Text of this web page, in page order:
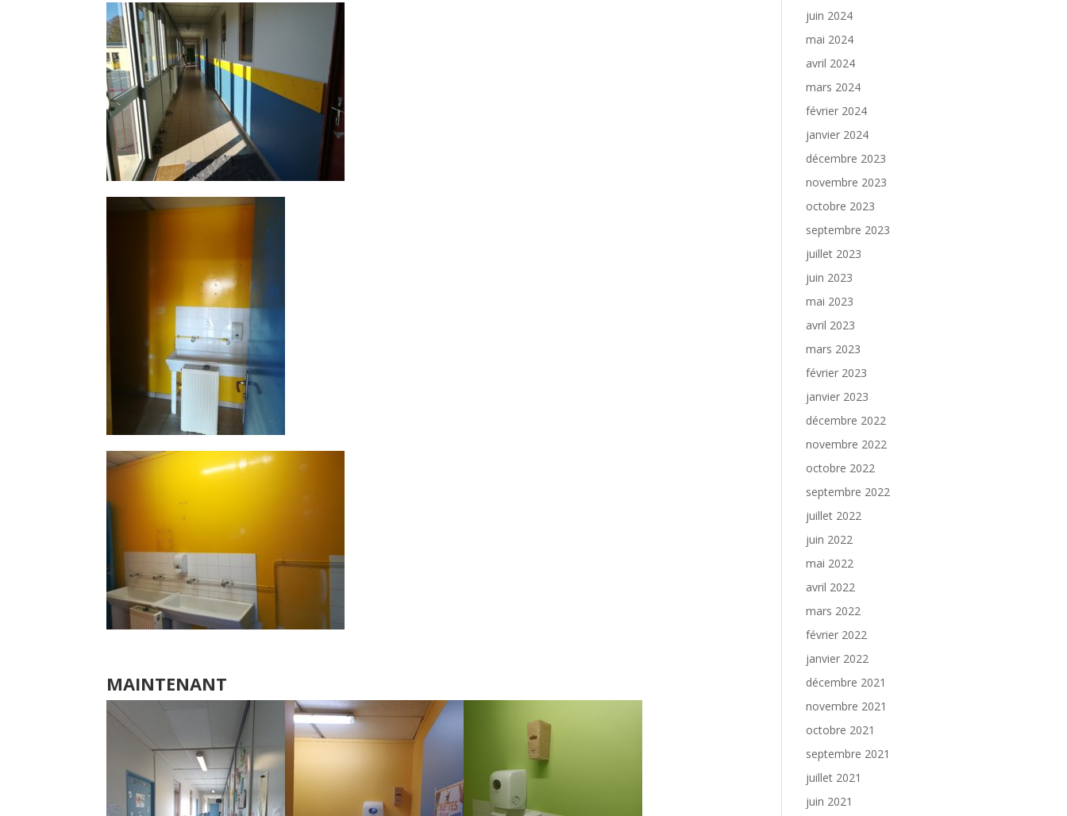
MAINTENANT
juin 2024
mai 2024
avril 2024
mars 2024
février 2024
janvier 2024
décembre 2023
novembre 2023
octobre 2023
septembre 2023
juillet 2023
juin 2023
mai 2023
avril 2023
mars 2023
février 2023
janvier 2023
décembre 2022
novembre 2022
octobre 2022
septembre 2022
juillet 2022
juin 2022
mai 2022
avril 2022
mars 2022
février 2022
janvier 2022
décembre 2021
novembre 2021
octobre 2021
septembre 2021
juillet 2021
juin 2021